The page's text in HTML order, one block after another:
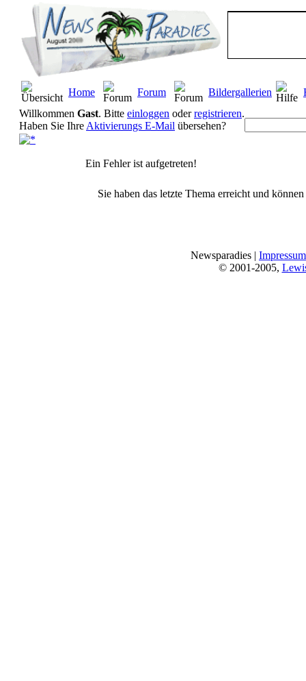
Home Forum Bildergallerien
Willkommen Gast. Bitte einloggen oderregistrieren.
Haben Sie Ihre Aktivierungs E-Mail übersehen?
Ein Fehler ist aufgetreten!
Sie haben das letzte Thema erreicht und
Newsparadies | Impressum
© 2001-2005,